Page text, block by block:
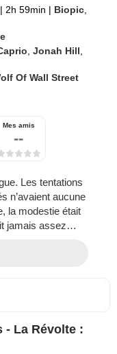
| 2h 59min | Biopic
,Jonah Hill
Of Wall Street
Mes amis
--
Les tentations
n’avaient aucune
la modestie était
jamais assez…
- La Révolte :